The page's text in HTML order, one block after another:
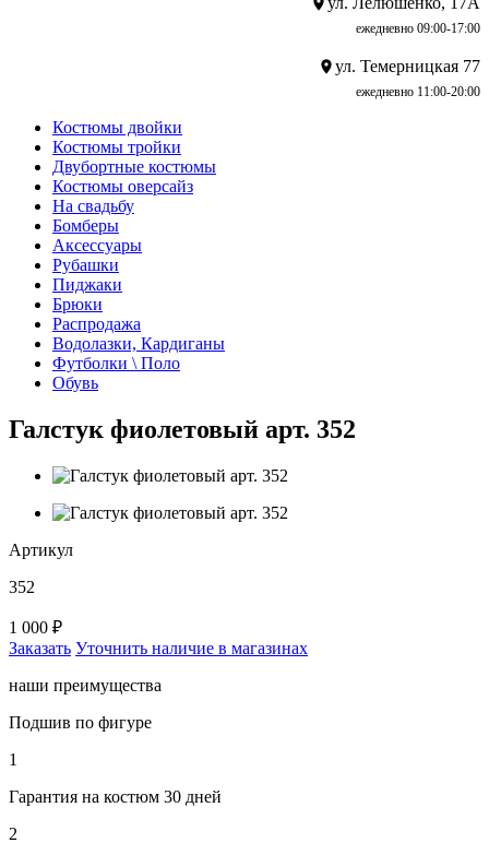
ежедневно 09:00-17:00
ул. Темерницкая 77
ежедневно 11:00-20:00
Костюмы двойки
Костюмы тройки
Двубортные костюмы
Костюмы оверсайз
На свадьбу
Бомберы
Аксессуары
Рубашки
Пиджаки
Брюки
Распродажа
Водолазки, Кардиганы
Футболки \ Поло
Обувь
Галстук фиолетовый арт. 352
Артикул
352
1 000 ₽
Заказать Уточнить наличие в магазинах
наши преимущества
Подшив по фигуре
1
Гарантия на костюм 30 дней
2